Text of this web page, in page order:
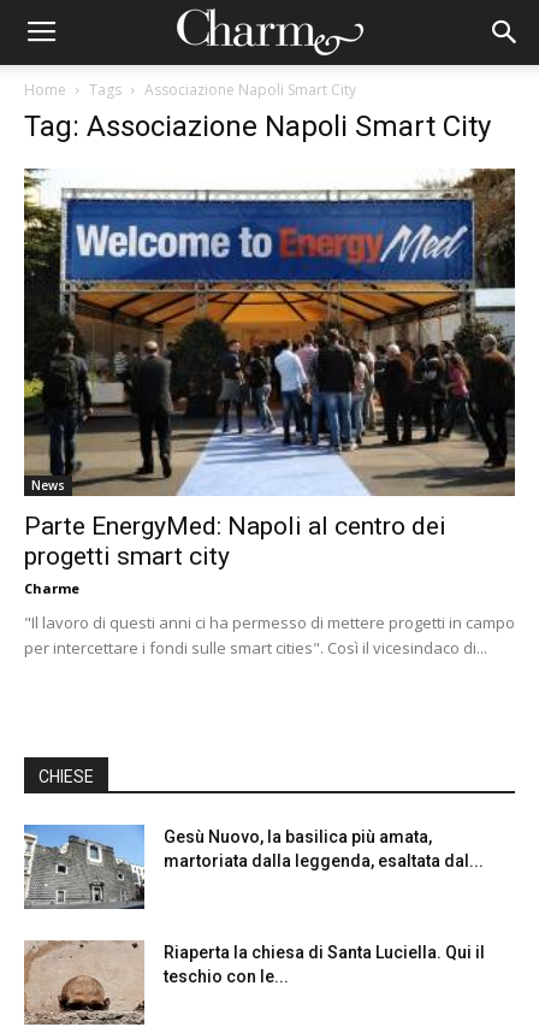
Home Tags Associazione Napoli Smart City
Tag: Associazione Napoli Smart City
News
Parte EnergyMed: Napoli al centro dei
progetti smart city
Charme
"Il lavoro di questi anni ci ha permesso di mettere progetti in campo
per intercettare i fondi sulle smart cities". Così il vicesindaco di...
CHIESE
Gesù Nuovo, la basilica più amata,
martoriata dalla leggenda, esaltata dal...
Riaperta la chiesa di Santa Luciella. Qui il
teschio con le...